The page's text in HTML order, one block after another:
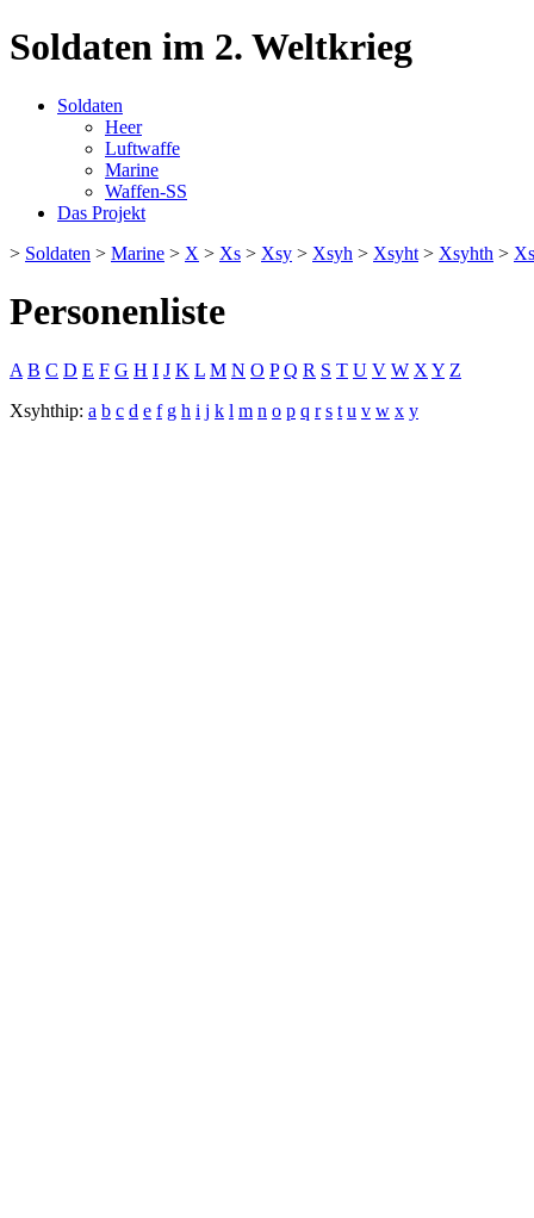
Soldaten im 2. Weltkrieg
Soldaten
Heer
Luftwaffe
Marine
Waffen-SS
Das Projekt
> Soldaten > Marine > X > Xs > Xsy > Xsyh > Xsyht > Xsyhth >
Personenliste
A B C D E F G H I J K L M N O P Q R S T U V W X Y Z
Xsyhthip: a b c d e f g h i j k l m n o p q r s t u v w x y